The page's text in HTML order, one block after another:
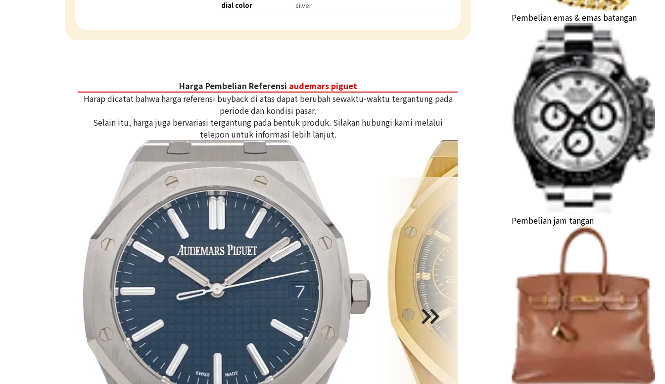
dial color
silver
Harga Pembelian Referensi audemars piguet
Harap dicatat bahwa harga referensi buyback di atas dapat berubah sewaktu-waktu tergantung pada
periode dan kondisi pasar.
Selain itu, harga juga bervariasi tergantung pada bentuk produk. Silakan hubungi kami melalui
telepon untuk informasi lebih lanjut.
Pembelian emas & emas batangan
Pembelian jam tangan